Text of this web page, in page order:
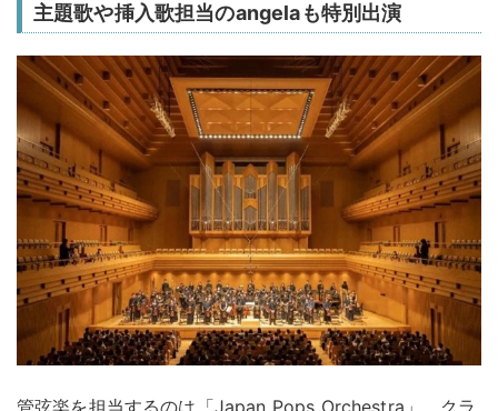
主題歌や挿入歌担当のangelaも特別出演
管弦楽を担当するのは「Japan Pops Orchestra」。クラ